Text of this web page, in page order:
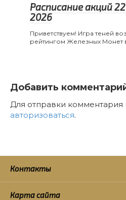
Расписание акций
2026
Приветствуем! Игра теней
рейтингом Железных Монет
Добавить
Для отправки
авторизоваться.
Контакты
Карта сайта